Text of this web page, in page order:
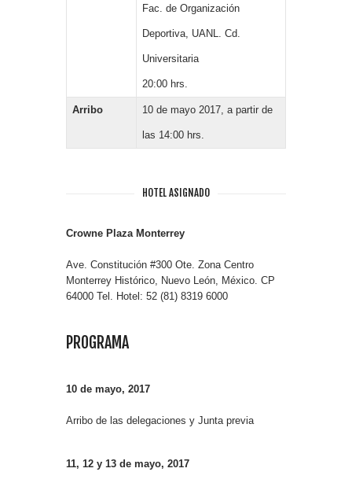
Fac. de Organización
Deportiva, UANL. Cd.
Universitaria
20:00 hrs.
Arribo 10 de mayo 2017, a partir de
las 14:00 hrs.
HOTEL ASIGNADO
Crowne Plaza Monterrey
Ave. Constitución #300 Ote. Zona Centro
Monterrey Histórico, Nuevo León, México. CP
64000 Tel. Hotel: 52 (81) 8319 6000
PROGRAMA
10 de mayo, 2017
Arribo de las delegaciones y Junta previa
11, 12 y 13 de mayo, 2017